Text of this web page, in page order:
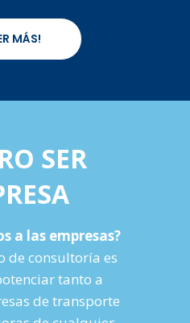
MÁS!
SER
a las empresas?
de consultoría es
tanto a
de transporte